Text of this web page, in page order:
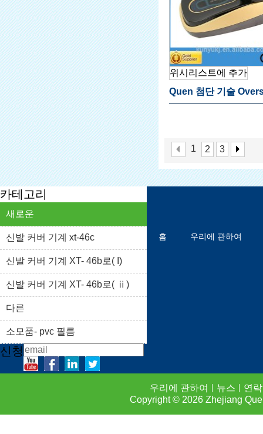
위시리스트에 추가
Quen 첨단 기술
1 2 3
카테고리
새로운
신발 커버 기계 xt-46c
신발 커버 기계 XT- 46b로( I)
신발 커버 기계 XT- 46b로( ⅱ)
다른
소모품- pvc 필름
신청
홈 우리에 관하여
우리에 관하여 뉴스
연
Copyright © 2026Zhejiang